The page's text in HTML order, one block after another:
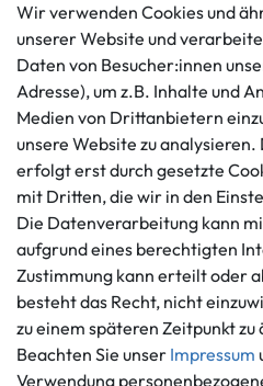
Kundenservice
+49 421 596586
Mo. - Fr. 9 - 16 Uhr
info@gameworld.de
Kontaktformular
Informationen
Über uns
Häufig gestellte Fragen
Wir verwenden Cookies und
unserer Website und
Daten von Besucher:innen
Adresse), um z.B. Inhalte und
Medien von Drittanbietern
unsere Website zu
erfolgt erst durch gesetzte
mit Dritten, die wir in den
Die Datenverarbeitung kann
aufgrund eines berechtigten
Zustimmung kann erteilt oder
besteht das Recht, nicht
zu einem späteren Zeitpunkt
Beachten Sie unser Impressum
Verwendung